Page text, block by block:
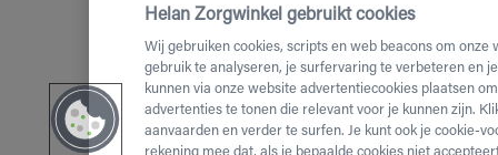
Helan Zorgwinkel gebruikt cookies
Wij gebruiken cookies, scripts en web beacons om
gebruik te analyseren, je surfervaring te verbeteren en
kunnen via onze website advertentiecookies plaatsen
advertenties te tonen die relevant voor je kunnen zijn.
aanvaarden en verder te surfen. Je kunt ook je cookie-